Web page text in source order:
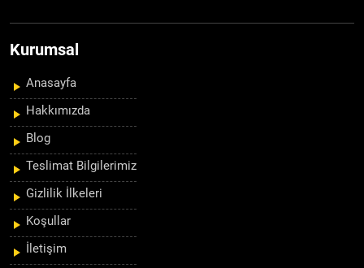
Kurumsal
Anasayfa
Hakkımızda
Blog
Teslimat Bilgilerimiz
Gizlilik İlkeleri
Koşullar
İletişim